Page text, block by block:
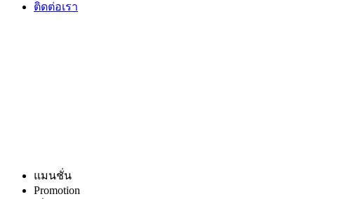
ติดต่อเรา
แมนชั่น
Promotion